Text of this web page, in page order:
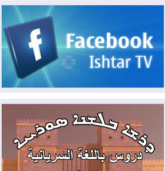
الأحمر
2026-08-06مئات القاصرين بلا مأوى.. أزمة
سبتة تتصاعد وتضغط على مدريد
لمدة عام.. بدء توريد 100
مليون قدم مكعب يومياً من غاز كورمور في
إقليم كوردستان إلى وزارة الكهرباء العراقية
2026-08-05
15كارثة بيئية ومناخية ترسم
ملامح أخطر التحديات التي تواجه العراق
اليوم